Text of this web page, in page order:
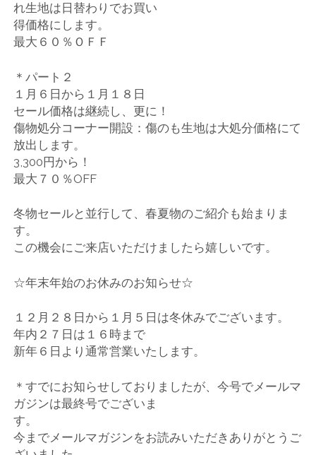
れ生地は日替わりでお買い
得価格にします。
最大６０％ＯＦＦ
＊パート２
１月６日から１月１８日
セール価格は継続し、更に！
傷物処分コーナー開設：傷のも生地は大処分価格にて
放出します。
3,300円から！
最大７０％OFF
冬物セールと並行して、春夏物のご紹介も始まりま
す。
この機会にご来店いただけましたら嬉しいです。
☆年末年始のお休みのお知らせ☆
１２月２８日から１月５日は冬休みでございます。
年内２７日は１６時まで
新年６日より通常営業いたします。
＊すでにお知らせしておりましたが、今号でメールマ
ガジンは最終号でございま
す。
今までメールマガジンをお読みいただきありがとうご